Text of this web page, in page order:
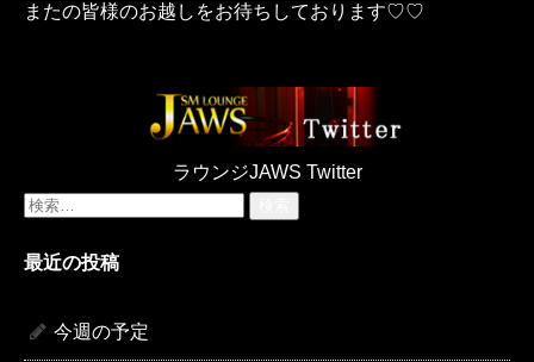
またの皆様のお越しをお待ちしております♡♡
ラウンジJAWS Twitter
検
最近の投稿
今週の予定